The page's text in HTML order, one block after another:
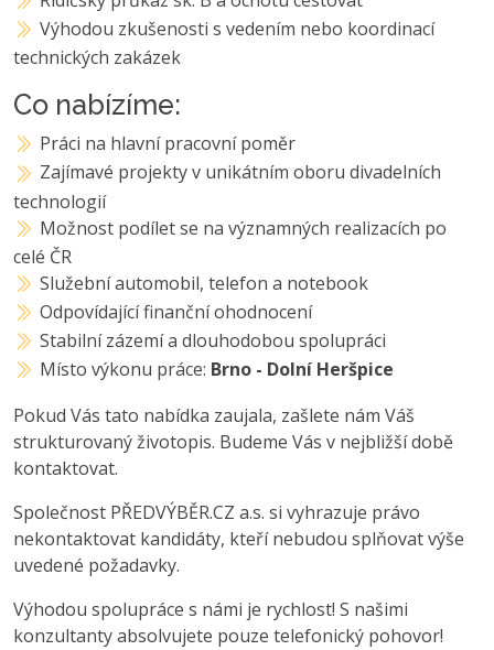
Výhodou zkušenosti s vedením nebo koordinací
technických zakázek
Co nabízíme:
Práci na hlavní pracovní poměr
Zajímavé projekty v unikátním oboru divadelních
technologií
Možnost podílet se na významných realizacích po
celé ČR
Služební automobil, telefon a notebook
Odpovídající finanční ohodnocení
Stabilní zázemí a dlouhodobou spolupráci
Místo výkonu práce: Brno - Dolní Heršpice
Pokud Vás tato nabídka zaujala, zašlete nám Váš
strukturovaný životopis. Budeme Vás v nejbližší době
kontaktovat.
Společnost PŘEDVÝBĚR.CZ a.s. si vyhrazuje právo
nekontaktovat kandidáty, kteří nebudou splňovat výše
uvedené požadavky.
Výhodou spolupráce s námi je rychlost! S našimi
konzultanty absolvujete pouze telefonický pohovor!